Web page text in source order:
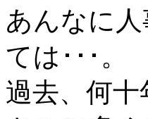
あんなに
ては･･･。
過去、何